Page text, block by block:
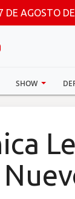
DE AGOSTO
SHOW